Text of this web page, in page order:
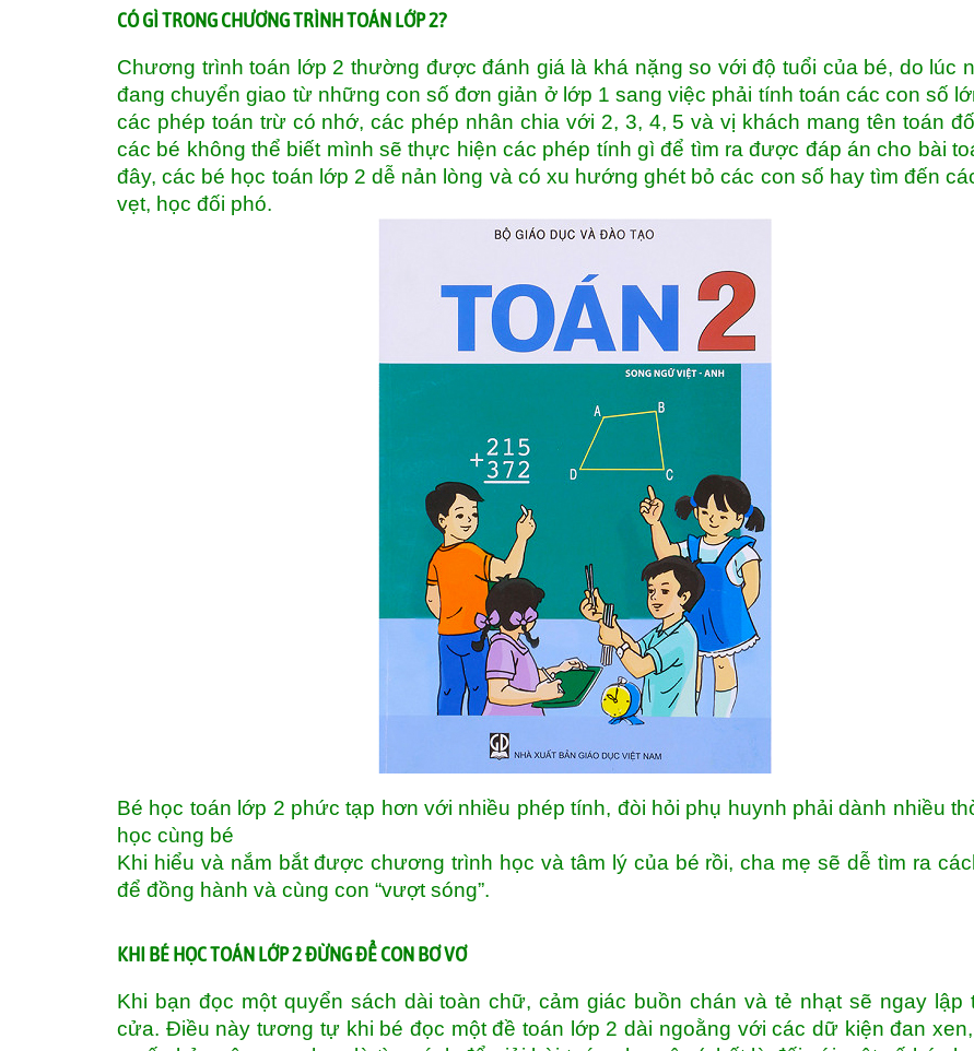
CÓ GÌ TRONG CHƯƠNG TRÌNH TOÁN LỚP 2?
Chương trình toán lớp 2 thường được đánh giá là khá nặng so với độ tuổi của bé, do lúc
đang chuyển giao từ những con số đơn giản ở lớp 1 sang việc phải tính toán các con số
các phép toán trừ có nhớ, các phép nhân chia với 2, 3, 4, 5 và vị khách mang tên toán
các bé không thể biết mình sẽ thực hiện các phép tính gì để tìm ra được đáp án cho bài
đây, các bé học toán lớp 2 dễ nản lòng và có xu hướng ghét bỏ các con số hay tìm đến
vẹt, học đối phó.
Bé học toán lớp 2 phức tạp hơn với nhiều phép tính, đòi hỏi phụ huynh phải dành nhiều
học cùng bé
Khi hiểu và nắm bắt được chương trình học và tâm lý của bé rồi, cha mẹ sẽ dễ tìm ra
để đồng hành và cùng con “vượt sóng”.
KHI BÉ HỌC TOÁN LỚP 2 ĐỪNG ĐỂ CON BƠ VƠ
Khi bạn đọc một quyển sách dài toàn chữ, cảm giác buồn chán và tẻ nhạt sẽ ngay lập
cửa. Điều này tương tự khi bé đọc một đề toán lớp 2 dài ngoằng với các dữ kiện đan